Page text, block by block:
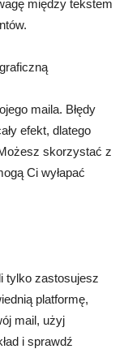
między tekstem
maila. Błędy
efekt, dlatego
skorzystać z
Ci wyłapać
tylko zastosujesz
platformę,
mail, użyj
i sprawdź